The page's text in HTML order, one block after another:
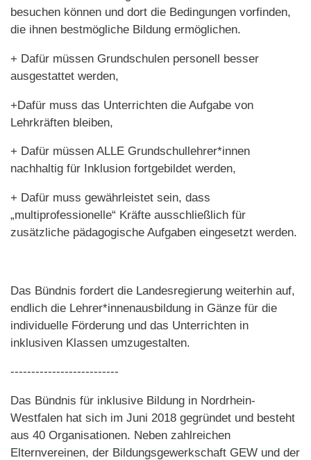
besuchen können und dort die Bedingungen vorfinden,
die ihnen bestmögliche Bildung ermöglichen.
+ Dafür müssen Grundschulen personell besser
ausgestattet werden,
+Dafür muss das Unterrichten die Aufgabe von
Lehrkräften bleiben,
+ Dafür müssen ALLE Grundschullehrer*innen
nachhaltig für Inklusion fortgebildet werden,
+ Dafür muss gewährleistet sein, dass
„multiprofessionelle“ Kräfte ausschließlich für
zusätzliche pädagogische Aufgaben eingesetzt werden.
Das Bündnis fordert die Landesregierung weiterhin auf,
endlich die Lehrer*innenausbildung in Gänze für die
individuelle Förderung und das Unterrichten in
inklusiven Klassen umzugestalten.
--------------------------
Das Bündnis für inklusive Bildung in Nordrhein-
Westfalen hat sich im Juni 2018 gegründet und besteht
aus 40 Organisationen. Neben zahlreichen
Elternvereinen, der Bildungsgewerkschaft GEW und der